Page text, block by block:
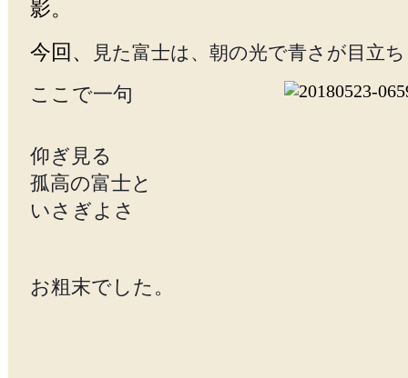
影。
今回、
見た富士は、朝の光で青さが目立
ここで一句
仰ぎ見る
孤高の富士と
いさぎよさ
お粗末でした。